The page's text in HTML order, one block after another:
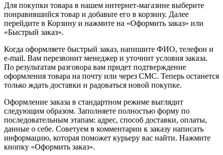
Для покупки товара в нашем интернет-магазине выберите
понравившийся товар и добавьте его в корзину. Далее
перейдите в Корзину и нажмите на «Оформить заказ» или
«Быстрый заказ».
Когда оформляете быстрый заказ, напишите ФИО, телефон и
e-mail. Вам перезвонит менеджер и уточнит условия заказа.
По результатам разговора вам придет подтверждение
оформления товара на почту или через СМС. Теперь останется
только ждать доставки и радоваться новой покупке.
Оформление заказа в стандартном режиме выглядит
следующим образом. Заполняете полностью форму по
последовательным этапам: адрес, способ доставки, оплаты,
данные о себе. Советуем в комментарии к заказу написать
информацию, которая поможет курьеру вас найти. Нажмите
кнопку «Оформить заказ».